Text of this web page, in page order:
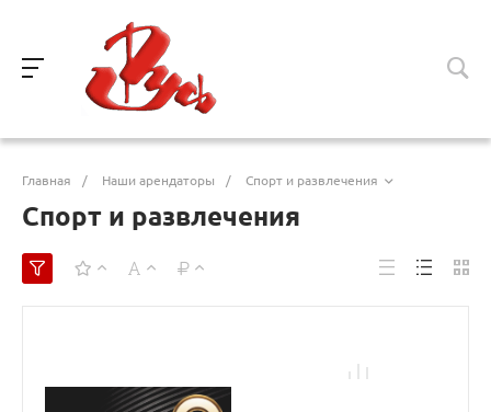
Главная / Наши арендаторы / Спорт и развлечения
Спорт и развлечения